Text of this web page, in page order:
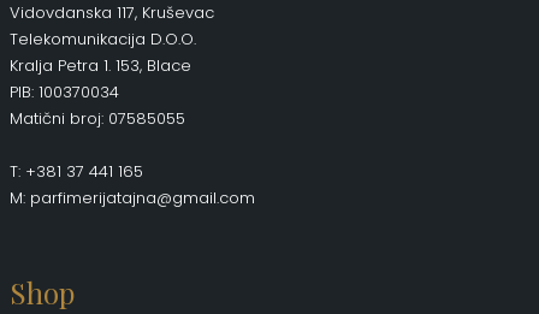
Vidovdanska 117, Kruševac
Telekomunikacija D.O.O.
Kralja Petra 1. 153, Blace
PIB: 100370034
Matični broj: 07585055
T: +381 37 441 165
M: parfimerijatajna@gmail.com
Shop